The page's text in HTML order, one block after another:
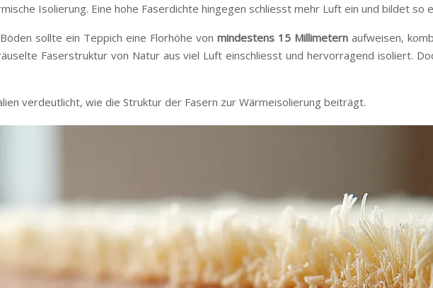
Isolierung. Eine hohe Faserdichte hingegen schliesst mehr Luft ein und bildet
sollte ein Teppich eine Florhöhe von mindestens 15 Millimetern aufweisen,
Faserstruktur von Natur aus viel Luft einschliesst und hervorragend isoliert.
verdeutlicht, wie die Struktur der Fasern zur Wärmeisolierung beiträgt.